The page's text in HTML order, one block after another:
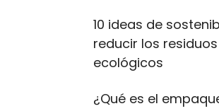
10 ideas de
reducir los
ecológicos
¿Qué es el